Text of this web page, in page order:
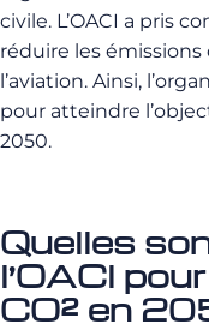
civile. L’OACI a pris
réduire les émissions
l’aviation. Ainsi,
pour atteindre
2050.
Quelles
l’OACI
CO² en